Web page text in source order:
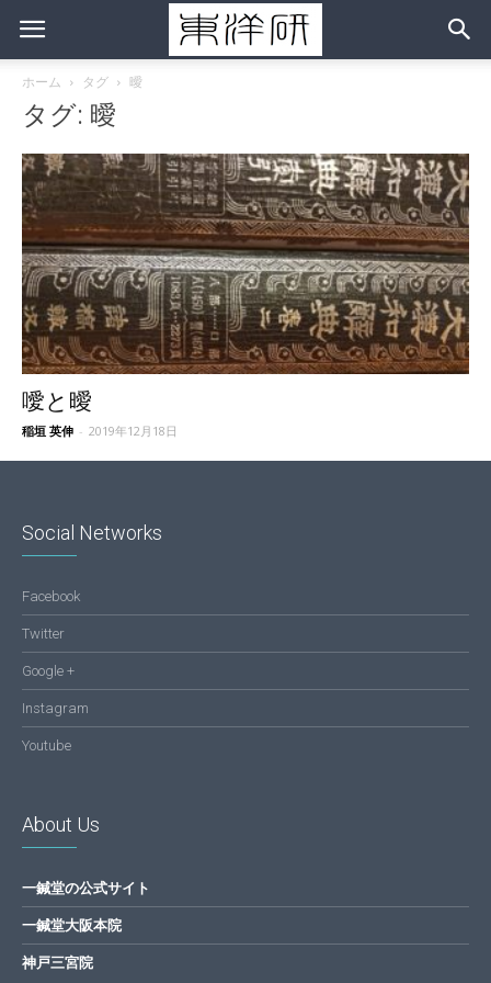
ホーム タグ 曖
タグ: 曖
噯と曖
稲垣 英伸 - 2019年12月18日
Social Networks
Facebook
Twitter
Google +
Instagram
Youtube
About Us
一鍼堂の公式サイト
一鍼堂大阪本院
神戸三宮院